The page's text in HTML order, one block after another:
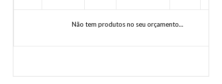
Não tem produtos no seu orçamento...